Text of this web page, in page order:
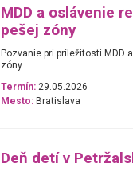
MDD a oslávenie
pešej zóny
Pozvanie pri príležitosti MDD
zóny.
Termín: 29.05.2026
Mesto: Bratislava
Deň detí v